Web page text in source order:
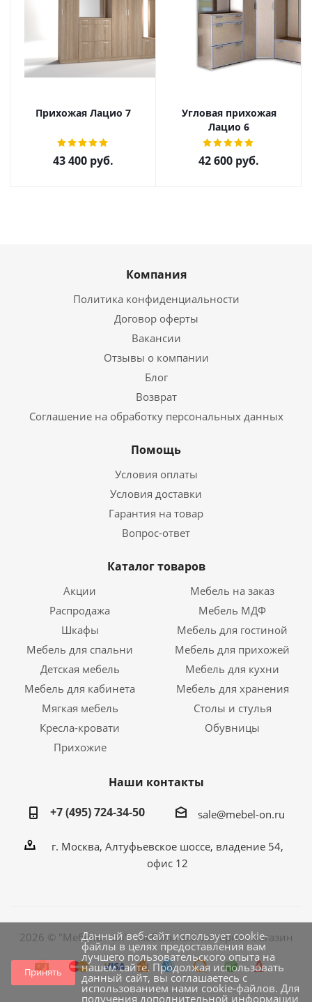
Прихожая Лацио 7
43 400 руб.
Угловая прихожая
Лацио 6
42 600 руб.
Компания
Политика конфиденциальности
Договор оферты
Вакансии
Отзывы о компании
Блог
Возврат
Соглашение на обработку персональных данных
Помощь
Условия оплаты
Условия доставки
Гарантия на товар
Вопрос-ответ
Каталог товаров
Акции
Мебель на заказ
Распродажа
Мебель МДФ
Шкафы
Мебель для гостиной
Мебель для спальни
Мебель для прихожей
Детская мебель
Мебель для кухни
Мебель для кабинета
Мебель для хранения
Мягкая мебель
Столы и стулья
Кресла-кровати
Обувницы
Прихожие
Наши контакты
+7 (495) 724-34-50
sale@mebel-on.ru
г. Москва, Алтуфьевское шоссе, владение 54,
офис 12
2026 © "Мебель - он" - мебельный интернет магазин
Принять
Данный веб-сайт использует cookie-
файлы в целях предоставления вам
лучшего пользовательского опыта на
нашем сайте. Продолжая использовать
данный сайт, вы соглашаетесь с
использованием нами cookie-файлов. Для
получения дополнительной информации